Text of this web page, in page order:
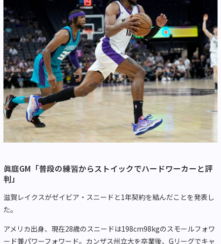
眞庭GM「普段の練習からストイックでハードワーカーと評
判」
滋賀レイクスがゼイビア・スニードと1年契約を結んだことを発表し
た。
アメリカ出身、現在28歳のスニードは198cm98kgのスモールフォワ
ード兼パワーフォワード。カンザス州立大を卒業後、Gリーグでキャ